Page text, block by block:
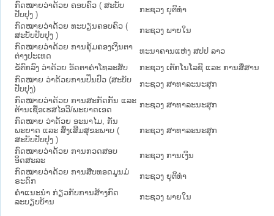
ກົດໝາຍວ່າດ້ວຍ ຄອບຄົວ ( ສະບັບ
ປັບປຸງ )
ກະຊວງ ຍຸຕິທໍາ
ກົດ​ໝາຍວ່າ​ດ້ວຍ ທະບຽນຄອບຄົວ (
ສະ​ບັບ​ປັບ​ປຸງ )
ກະຊວງ ພາຍໃນ
ກົດໝາຍວ່າດ້ວຍ ການຄຸ້ມຄອງເງິນຕາ
ຕ່າງປະເທດ
ທະນາຄານແຫ່ງ ສປປ ລາວ
ຂໍ້​ຕົກ​ລົງ ວ່າ​ດ້ວຍ ອັດ​ຕາ​ຄ່າ​ໂທ​ລະ​ສັບ
ກະຊວງ ເຕັກໂນໂລຊີ ແລະ ການສື່ສານ
ກົດໝາຍ ວ່າດ້ວຍການປິ່ນປົວ (ສະບັບ
ປັບປຸງ)
ກະຊວງ ສາທາລະນະສຸກ
ກົດໝາຍວ່າດ້ວຍ ການສະກັດກັ້ນ ແລະ
ຕ້ານເຊື້ອເຮສໄອວີ/ພະຍາດເອດ
ກະຊວງ ສາທາລະນະສຸກ
ກົດໝາຍ ວ່າດ້ວຍ ອະນາໄມ, ກັນ
ພະຍາດ ແລະ ສົ່ງເສີມສຸຂະພາບ (
ສະບັບປັບປຸງ )
ກະຊວງ ສາທາລະນະສຸກ
ກົດໝາຍວ່າດ້ວຍ ການກວດສອບ
ອິດສະລະ
ກະຊວງ ການເງິນ
ກົດໝາຍວ່າດ້ວຍ ການສືບທອດມູນມໍ
ຣະດົກ
ກະຊວງ ຍຸຕິທໍາ
ຄຳແນະນຳ ກ່ຽວກັບການສ້າງກົດ
ລະບຽບບ້ານ
ກະຊວງ ພາຍໃນ